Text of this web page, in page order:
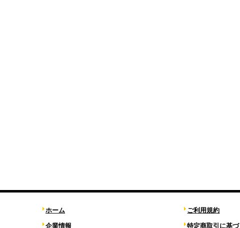
ホーム
企業情報
ご利用規約
特定商取引に基